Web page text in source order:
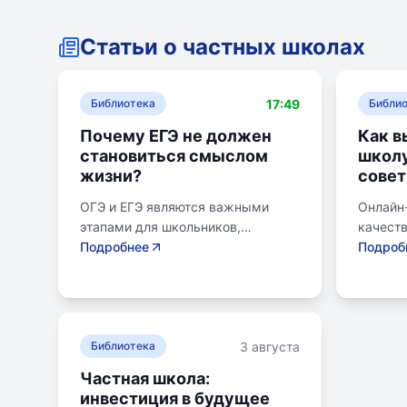
Статьи о частных школах
Библиотека 17:49
Почему ЕГЭ не должен
становиться смыслом
жизни?
ОГЭ и ЕГЭ являются важными
этапами для школьников,
готовящихся к переходу на
юношеского возраста. Школа
личностные навыки, получать
Подробнее
Как
Библиотека 3 августа
Частная школа:
инвестиция в будущее